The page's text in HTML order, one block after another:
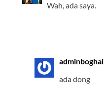
Wah, ada saya.
adminboghai
ada dong